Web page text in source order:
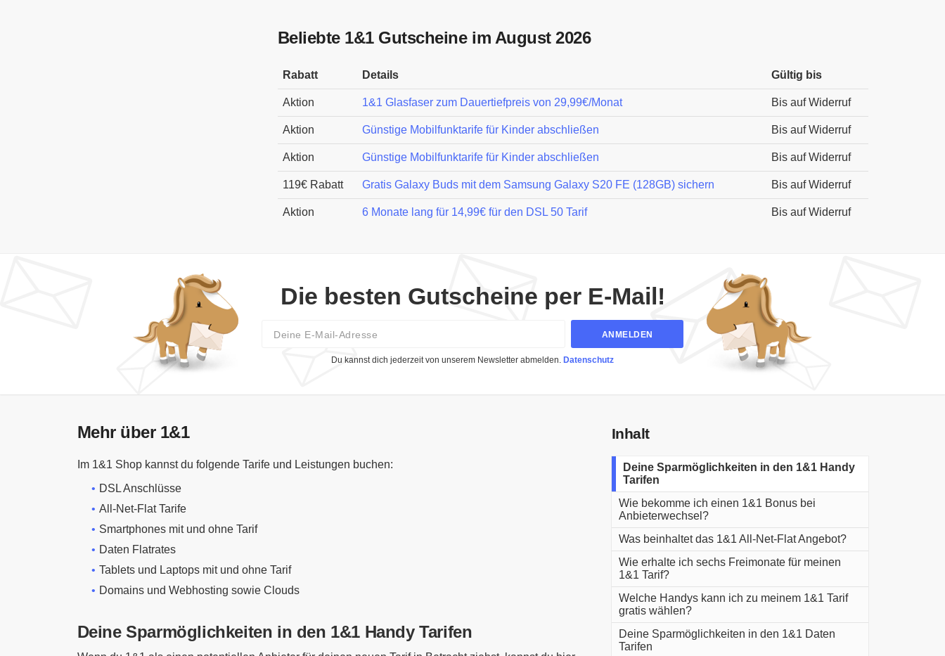
Beliebte 1&1 Gutscheine im August 2026
Rabatt Details Gültig bis
Aktion 1&1 Glasfaser zum Dauertiefpreis von 29,99€/Monat Bis auf Widerruf
Aktion Günstige Mobilfunktarife für Kinder abschließen Bis auf Widerruf
Aktion Günstige Mobilfunktarife für Kinder abschließen Bis auf Widerruf
119€ Rabatt Gratis Galaxy Buds mit dem Samsung Galaxy S20 FE (128GB) sichern Bis auf Widerruf
Aktion 6 Monate lang für 14,99€ für den DSL 50 Tarif Bis auf Widerruf
Die besten Gutscheine per E-Mail!
ANMELDEN
Du kannst dich jederzeit von unserem Newsletter abmelden. Datenschutz
Inhalt
Deine Sparmöglichkeiten in den 1&1 Handy
Tarifen
Wie bekomme ich einen 1&1 Bonus bei
Anbieterwechsel?
Was beinhaltet das 1&1 All-Net-Flat Angebot?
Wie erhalte ich sechs Freimonate für meinen
1&1 Tarif?
Welche Handys kann ich zu meinem 1&1 Tarif
gratis wählen?
Deine Sparmöglichkeiten in den 1&1 Daten
Tarifen
Mehr über 1&1
Im 1&1 Shop kannst du folgende Tarife und Leistungen buchen:
DSL Anschlüsse
All-Net-Flat Tarife
Smartphones mit und ohne Tarif
Daten Flatrates
Tablets und Laptops mit und ohne Tarif
Domains und Webhosting sowie Clouds
Deine Sparmöglichkeiten in den 1&1 Handy Tarifen